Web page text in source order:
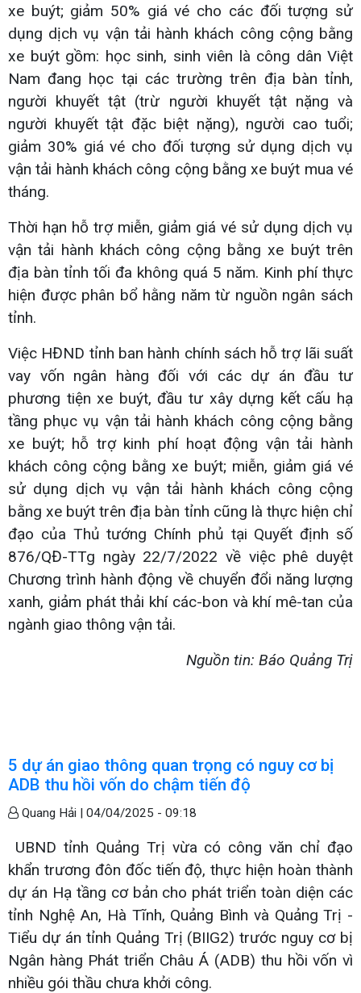
xe buýt; giảm 50% giá vé cho các đối tượng sử
dụng dịch vụ vận tải hành khách công cộng bằng
xe buýt gồm: học sinh, sinh viên là công dân Việt
Nam đang học tại các trường trên địa bàn tỉnh,
người khuyết tật (trừ người khuyết tật nặng và
người khuyết tật đặc biệt nặng), người cao tuổi;
giảm 30% giá vé cho đối tượng sử dụng dịch vụ
vận tải hành khách công cộng bằng xe buýt mua vé
tháng.
Thời hạn hỗ trợ miễn, giảm giá vé sử dụng dịch vụ
vận tải hành khách công cộng bằng xe buýt trên
địa bàn tỉnh tối đa không quá 5 năm. Kinh phí thực
hiện được phân bổ hằng năm từ nguồn ngân sách
tỉnh.
Việc HĐND tỉnh ban hành chính sách hỗ trợ lãi suất
vay vốn ngân hàng đối với các dự án đầu tư
phương tiện xe buýt, đầu tư xây dựng kết cấu hạ
tầng phục vụ vận tải hành khách công cộng bằng
xe buýt; hỗ trợ kinh phí hoạt động vận tải hành
khách công cộng bằng xe buýt; miễn, giảm giá vé
sử dụng dịch vụ vận tải hành khách công cộng
bằng xe buýt trên địa bàn tỉnh cũng là thực hiện chỉ
đạo của Thủ tướng Chính phủ tại Quyết định số
876/QĐ-TTg ngày 22/7/2022 về việc phê duyệt
Chương trình hành động về chuyển đổi năng lượng
xanh, giảm phát thải khí các-bon và khí mê-tan của
ngành giao thông vận tải.
Nguồn tin: Báo Quảng Trị
5 dự án giao thông quan trọng có nguy cơ bị
ADB thu hồi vốn do chậm tiến độ
Quang Hải | 04/04/2025 - 09:18
UBND tỉnh Quảng Trị vừa có công văn chỉ đạo
khẩn trương đôn đốc tiến độ, thực hiện hoàn thành
dự án Hạ tầng cơ bản cho phát triển toàn diện các
tỉnh Nghệ An, Hà Tĩnh, Quảng Bình và Quảng Trị -
Tiểu dự án tỉnh Quảng Trị (BIIG2) trước nguy cơ bị
Ngân hàng Phát triển Châu Á (ADB) thu hồi vốn vì
nhiều gói thầu chưa khởi công.